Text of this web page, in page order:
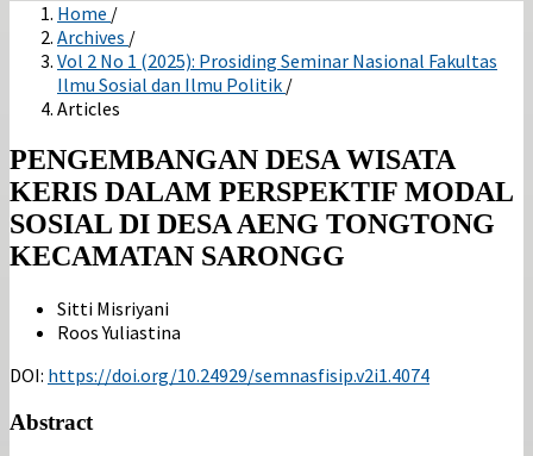
Home /
Archives /
Vol 2 No 1 (2025): Prosiding Seminar Nasional Fakultas
Ilmu Sosial dan Ilmu Politik /
Articles
PENGEMBANGAN DESA WISATA
KERIS DALAM PERSPEKTIF MODAL
SOSIAL DI DESA AENG TONGTONG
KECAMATAN SARONGG
Sitti Misriyani
Roos Yuliastina
DOI: https://doi.org/10.24929/semnasfisip.v2i1.4074
Abstract